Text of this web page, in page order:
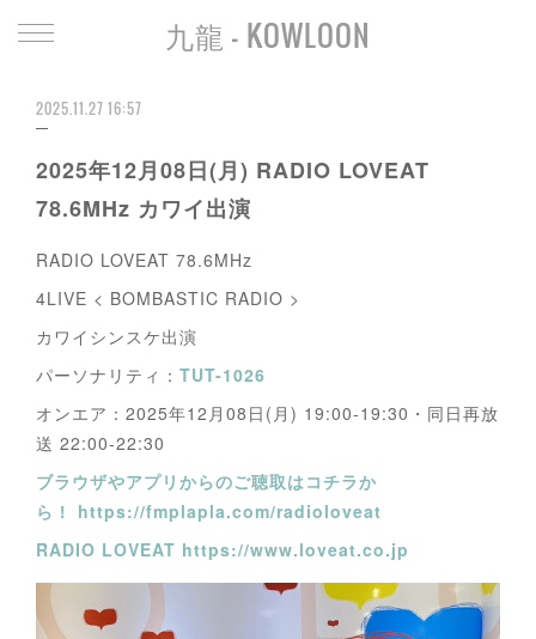
九龍 - KOWLOON
2025.11.27 16:57
2025年12月08日(月) RADIO LOVEAT
78.6MHz カワイ出演
RADIO LOVEAT 78.6MHz
4LIVE < BOMBASTIC RADIO >
カワイシンスケ出演
パーソナリティ： TUT-1026
オンエア：2025年12月08日(月) 19:00-19:30・同日再放
送 22:00-22:30
ブラウザやアプリからのご聴取はコチラか
ら！ https://fmplapla.com/radioloveat
RADIO LOVEAT https://www.loveat.co.jp